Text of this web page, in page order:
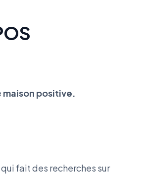
maison positive.
qui fait des recherches sur